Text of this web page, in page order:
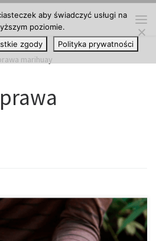
marihuay
aby świadczyć usługi na
poziomie.
zgody Polityka prywatności